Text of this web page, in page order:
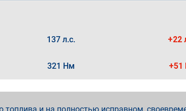
137 л.с. +22
321 Нм +51